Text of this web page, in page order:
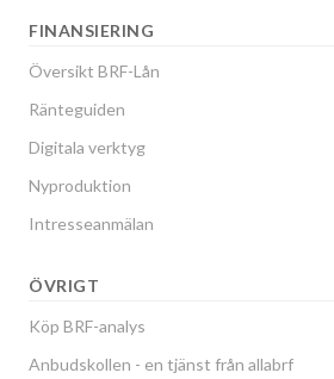
FINANSIERING
Översikt BRF-Lån
Ränteguiden
Digitala verktyg
Nyproduktion
Intresseanmälan
ÖVRIGT
Köp BRF-analys
Anbudskollen - en tjänst från allabrf